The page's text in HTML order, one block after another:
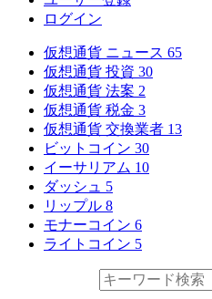
ログイン
仮想通貨 ニュース 65
仮想通貨 投資 30
仮想通貨 法案 2
仮想通貨 税金 3
仮想通貨 交換業者 13
ビットコイン 30
イーサリアム 10
ダッシュ 5
リップル 8
モナーコイン 6
ライトコイン 5